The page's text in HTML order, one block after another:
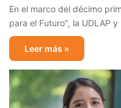
En el marco del décimo
para el Futuro", la UDLAP
Leer más »